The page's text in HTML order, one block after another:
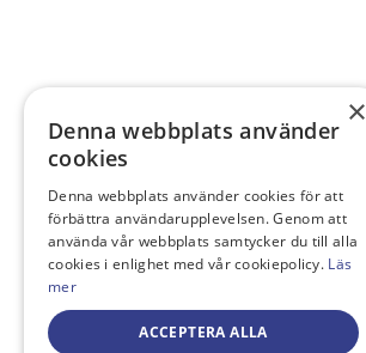
×
Denna webbplats använder
cookies
Denna webbplats använder cookies för att
förbättra användarupplevelsen. Genom att
använda vår webbplats samtycker du till alla
cookies i enlighet med vår cookiepolicy. Läs
mer
ACCEPTERA ALLA